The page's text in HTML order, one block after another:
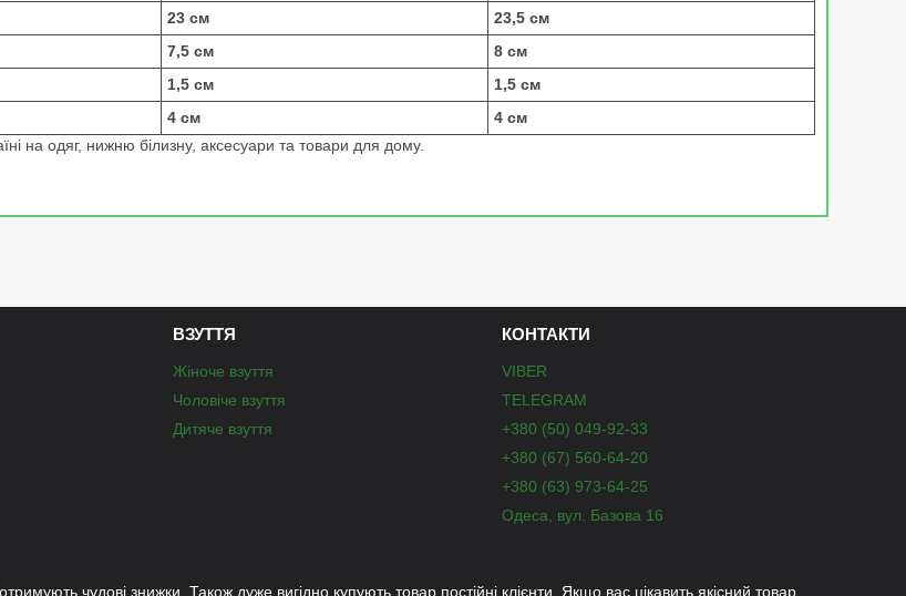
23 см
23,5 см
7,5 см
8 см
1,5 см
1,5 см
4 см
4 см
на одяг, нижню білизну, аксесуари та товари для дому.
ВЗУТТЯ
Жіноче взуття
Чоловіче взуття
Дитяче взуття
КОНТАКТИ
VIBER
TELEGRAM
+380 (50) 049-92-33
+380 (67) 560-64-20
+380 (63) 973-64-25
Одеса, вул. Базова 16
чудові знижки. Також дуже вигідно купують товар постійні клієнти. Якщо вас цікавить якісний товар